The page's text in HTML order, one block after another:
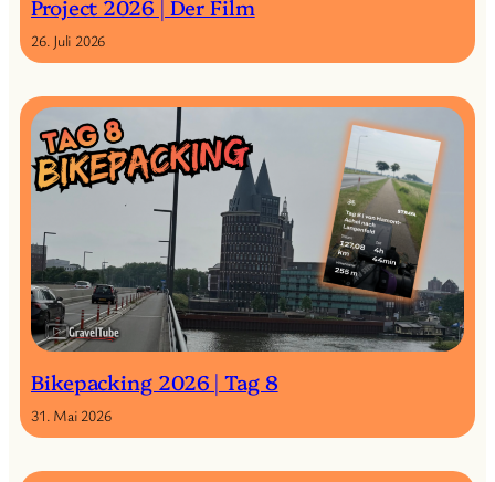
Project 2026 | Der Film
26. Juli 2026
Bikepacking 2026 | Tag 8
31. Mai 2026